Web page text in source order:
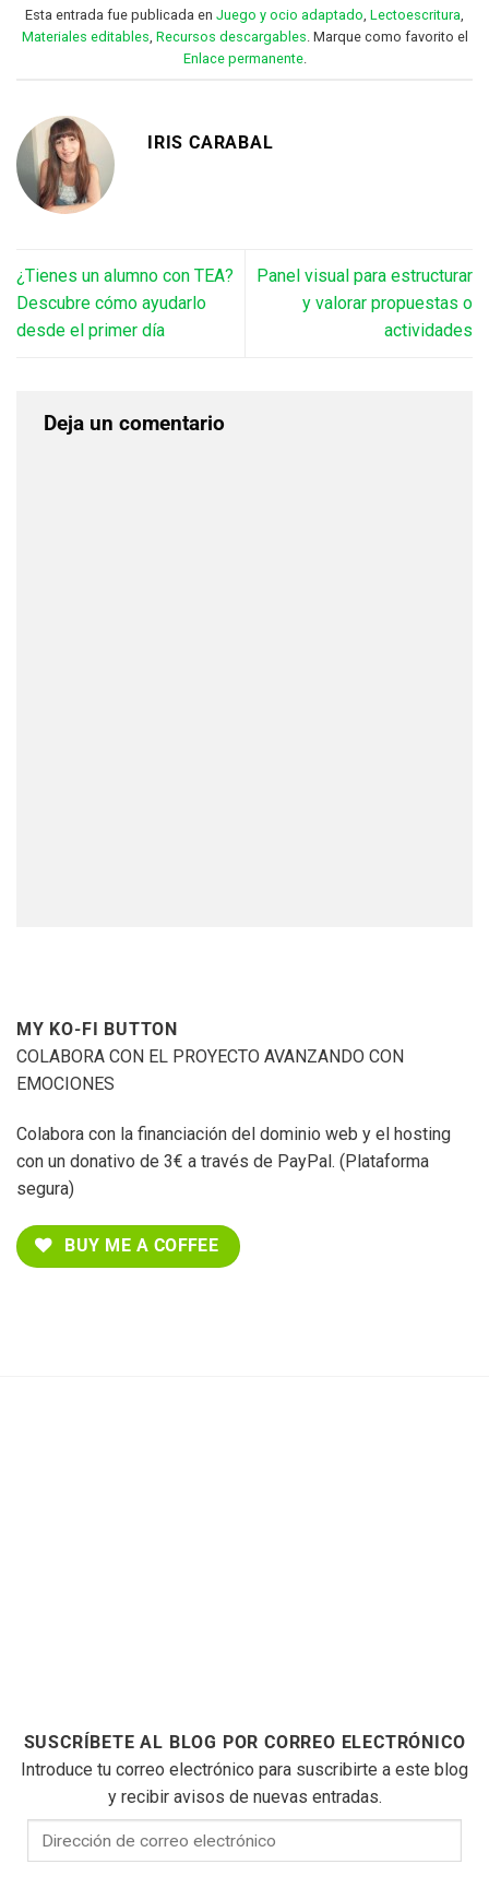
Esta entrada fue publicada en Juego y ocio adaptado, Lectoescritura,
Materiales editables, Recursos descargables. Marque como favorito el
Enlace permanente.
IRIS CARABAL
¿Tienes un alumno con TEA?
Descubre cómo ayudarlo
desde el primer día
Panel visual para estructurar
y valorar propuestas o
actividades
Deja un comentario
MY KO-FI BUTTON
COLABORA CON EL PROYECTO AVANZANDO CON
EMOCIONES
Colabora con la financiación del dominio web y el hosting
con un donativo de 3€ a través de PayPal. (Plataforma
segura)
BUY ME A COFFEE
SUSCRÍBETE AL BLOG POR CORREO ELECTRÓNICO
Introduce tu correo electrónico para suscribirte a este blog
y recibir avisos de nuevas entradas.
Dirección
de